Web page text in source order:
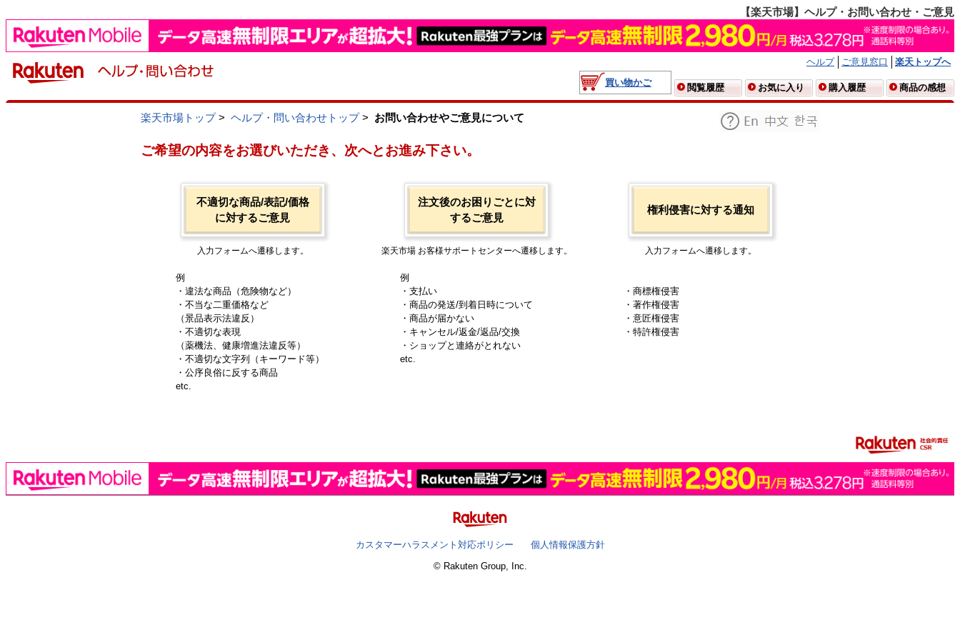
【楽天市場】ヘルプ・お問い合わせ・ご意見
ヘルプ ご意見窓口
楽天トップへ
買い物かご
閲覧履歴 お気に入り 購入履歴 商品の感想
楽天市場トップ> ヘルプ・問い合わせトップ> お問い合わせやご意見について
ご希望の内容をお選びいただき、次へとお進み下さい。
不適切な商品/表記/価格
に対するご意見
入力フォームへ遷移します。
例
・違法な商品（危険物など）
・不当な二重価格など
（景品表示法違反）
・不適切な表現
（薬機法、健康増進法違反等）
・不適切な文字列（キーワード等）
・公序良俗に反する商品
etc.
注文後のお困りごとに対
するご意見
楽天市場 お客様サポートセンターへ遷移します。
例
・支払い
・商品の発送/到着日時について
・商品が届かない
・キャンセル/返金/返品/交換
・ショップと連絡がとれない
etc.
権利侵害に対する通知
入力フォームへ遷移します。
・商標権侵害
・著作権侵害
・意匠権侵害
・特許権侵害
カスタマーハラスメント対応ポリシー
個人情報保護方針
© Rakuten Group, Inc.